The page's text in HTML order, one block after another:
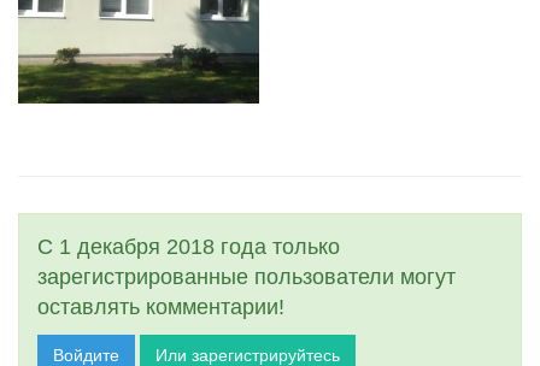
С 1 декабря 2018 года только
зарегистрированные пользователи могут
оставлять комментарии!
Войдите Или зарегистрируйтесь